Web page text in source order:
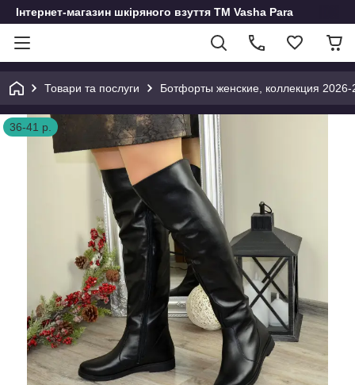
Інтернет-магазин шкіряного взуття ТМ Vasha Para
Товари та послуги Ботфорты женские, коллекция 2026-
36-41 р.